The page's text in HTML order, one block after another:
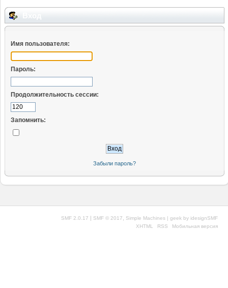
Имя пользователя:
Пароль:
Продолжительность сессии:
Запомнить:
Забыли пароль?
SMF 2.0.17 | SMF © 2017 Simple Machines | geek by idesignSMF
XHTML
RSS Мобильная версия